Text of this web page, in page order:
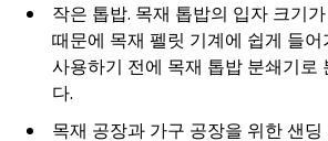
작은 톱밥. 목재 톱밥의 입자 크기
때문에 목재 펠릿 기계에 쉽게 들
사용하기 전에 목재 톱밥 분쇄기로
다.
목재 공장과 가구 공장을 위한 샌딩